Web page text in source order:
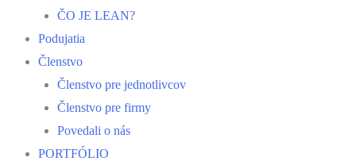
ČO JE LEAN?
Podujatia
Členstvo
Členstvo pre jednotlivcov
Členstvo pre firmy
Povedali o nás
PORTFÓLIO